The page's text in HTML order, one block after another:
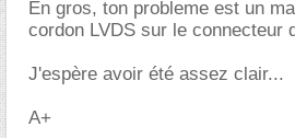
En gros, ton probleme est un
cordon LVDS sur le connecteur
J'espère avoir été assez clair...
A+